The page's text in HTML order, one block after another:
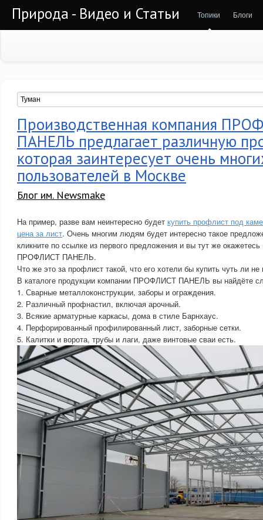
Природа - Видео и Статьи Топики Блоги
Производственная компания
ПАНЕЛЬ предлагает различную
которая заинтересует очень
пользователей в Москве
Блог им. Newsmake
На пример, разве вам неинтересно будет купить профлист под
цена за лист. Очень многим людям будет интересно такое
кликните по ссылке из первого предложения и вы тут же
ПРОФЛИСТ ПАНЕЛЬ.
Что же это за профлист такой, что его хотели бы купить чуть ли
В каталоге продукции компании ПРОФЛИСТ ПАНЕЛЬ вы найдёте
1. Сварные металлоконструкции, заборы и ограждения.
2. Различный профнастил, включая арочный.
3. Всякие арматурные каркасы, дома в стиле Барнхаус.
4. Перфорированный профилированный лист, заборные сетки.
5. Калитки и ворота, трубы и лаги, даже винтовые сваи есть.